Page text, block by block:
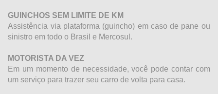
GUINCHOS SEM LIMITE DE KM
Assistência via plataforma (guincho) em caso de pane ou
sinistro em todo o Brasil e Mercosul.
MOTORISTA DA VEZ
Em um momento de necessidade, você pode contar com
um serviço para trazer seu carro de volta para casa.